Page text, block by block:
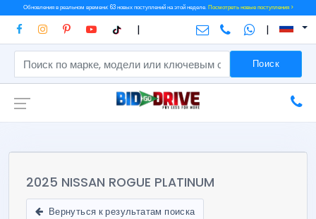
Обновления в реальном времени: 63 новых поступлений на этой неделе.Посмотреть новые поступления >
| |
Поиск
2025 NISSAN ROGUE PLATINUM
Вернуться к результатам поиска